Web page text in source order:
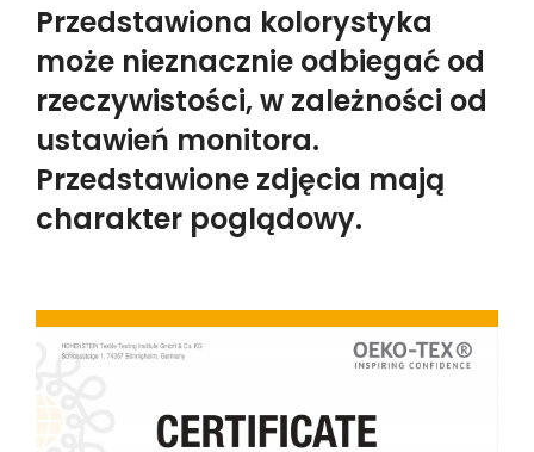
Przedstawiona kolorystyka
może nieznacznie odbiegać od
rzeczywistości, w zależności od
ustawień monitora.
Przedstawione zdjęcia mają
charakter poglądowy.